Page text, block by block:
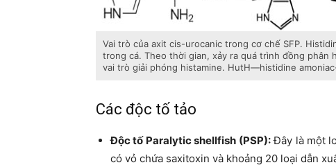
Vai trò của axit cis-urocanic trong cơ chế SFP.
trong cá. Theo thời gian, xảy ra quá trình đồng
vai trò giải phóng histamine. HutH—histidine
Các độc tố tảo
Độc tố Paralytic shellfish (PSP):Đây là một
có vỏ chứa saxitoxin và khoảng 20 loại dẫn